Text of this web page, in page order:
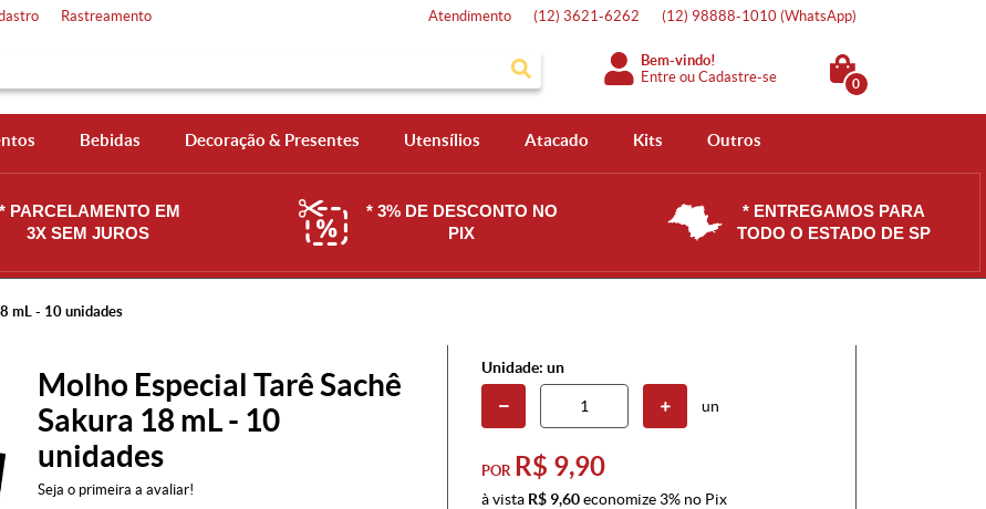
Rastreamento Atendimento (12) 3621-6262 (12) 98888-1010 (WhatsApp)
Bem-vindo!
Entre ouCadastre-se 0
Bebidas Decoração & Presentes Utensílios Atacado Kits Outros
* PARCELAMENTO EM
3X SEM JUROS
* 3% DE DESCONTO NO
PIX
* ENTREGAMOS PARA
TODO O ESTADO DE SP
mL - 10 unidades
Molho Especial Tarê Sachê
Sakura 18 mL - 10
unidades
Seja o primeira a avaliar!
Unidade: un
un
POR R$ 9,90
à vista R$ 9,60economize 3% no Pix